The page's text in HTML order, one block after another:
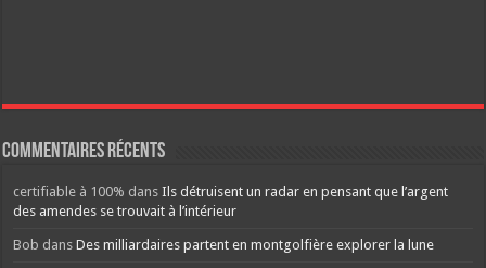
Commentaires récents
certifiable à 100% dansIls détruisent un radar en pensant que l’argent
des amendes se trouvait à l’intérieur
Bob dansDes milliardaires partent en montgolfière explorer la lune